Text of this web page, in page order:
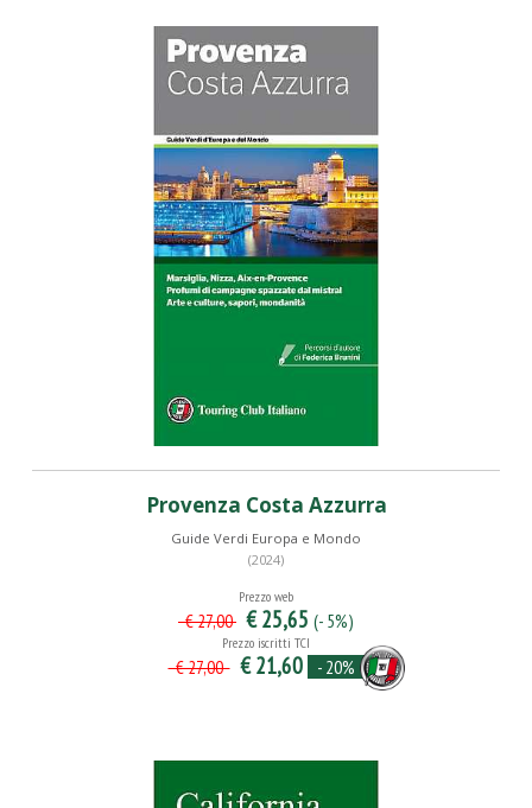
Provenza Costa Azzurra
Guide Verdi Europa e Mondo
(2024)
Prezzo web
€ 27,00 € 25,65 (- 5%)
Prezzo iscritti TCI
€ 27,00 € 21,60 - 20%